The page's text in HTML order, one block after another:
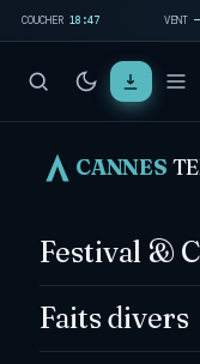
COUCHER18:47 VENT —
CANNES
Festival &
Faits divers